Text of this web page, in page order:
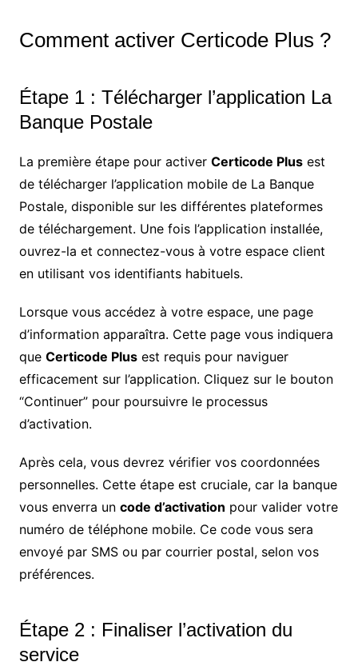
Comment activer Certicode Plus ?
Étape 1 : Télécharger l’application La
Banque Postale
La première étape pour activer Certicode Plusest
de télécharger l’application mobile de La Banque
Postale, disponible sur les différentes plateformes
de téléchargement. Une fois l’application installée,
ouvrez-la et connectez-vous à votre espace client
en utilisant vos identifiants habituels.
Lorsque vous accédez à votre espace, une page
d’information apparaîtra. Cette page vous indiquera
que Certicode Plusest requis pour naviguer
efficacement sur l’application. Cliquez sur le bouton
“Continuer” pour poursuivre le processus
d’activation.
Après cela, vous devrez vérifier vos coordonnées
personnelles. Cette étape est cruciale, car la banque
vous enverra un code d’activation pour valider votre
numéro de téléphone mobile. Ce code vous sera
envoyé par SMS ou par courrier postal, selon vos
préférences.
Étape 2 : Finaliser l’activation du
service